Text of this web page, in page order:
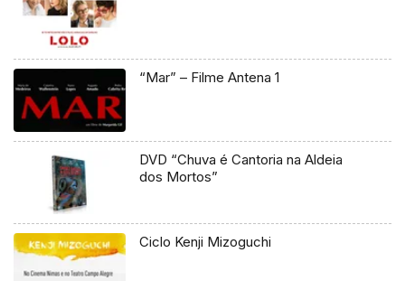
“Mar” – Filme Antena 1
DVD “Chuva é Cantoria na Aldeia
dos Mortos”
Ciclo Kenji Mizoguchi